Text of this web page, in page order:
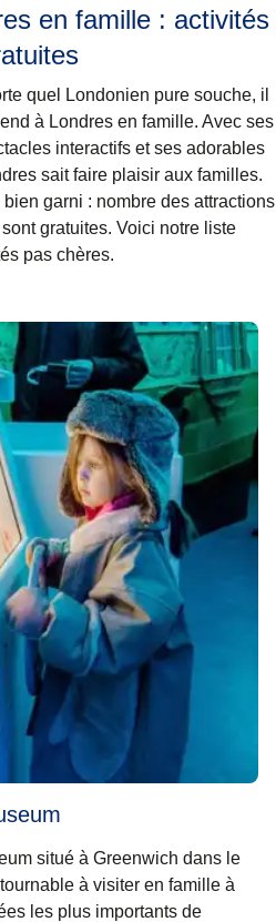
en famille : activités
quel Londonien pure souche, il
à Londres en famille. Avec ses
interactifs et ses adorables
sait faire plaisir aux familles.
garni : nombre des attractions
gratuites. Voici notre liste
pas chères.
situé à Greenwich dans le
à visiter en famille à
les plus importants de